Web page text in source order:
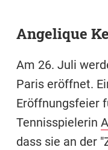
Angelique
Am 26. Juli
Paris eröffnet.
Eröffnungsfeier
Tennisspielerin
dass sie an der